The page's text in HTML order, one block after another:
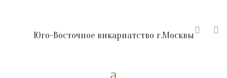
 
Юго-Восточное викариатство г.Москвы